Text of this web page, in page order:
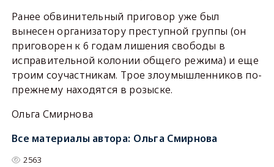
Ранее обвинительный приговор уже был
вынесен организатору преступной группы (он
приговорен к 6 годам лишения свободы в
исправительной колонии общего режима) и еще
троим соучастникам. Трое злоумышленников по-
прежнему находятся в розыске.
Ольга Смирнова
Все материалы автора: Ольга Смирнова
2563